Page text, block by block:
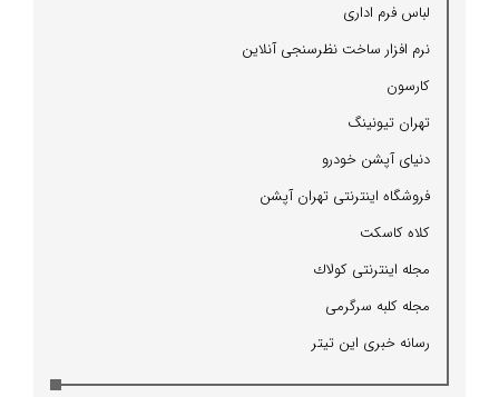
لباس فرم اداری
نرم افزار ساخت نظرسنجی آنلاین
كارسون
تهران تیونینگ
دنیای آپشن خودرو
فروشگاه اینترنتی تهران آپشن
كلاه كاسكت
مجله اینترنتی كولاك
مجله كلبه سرگرمی
رسانه خبری این تیتر